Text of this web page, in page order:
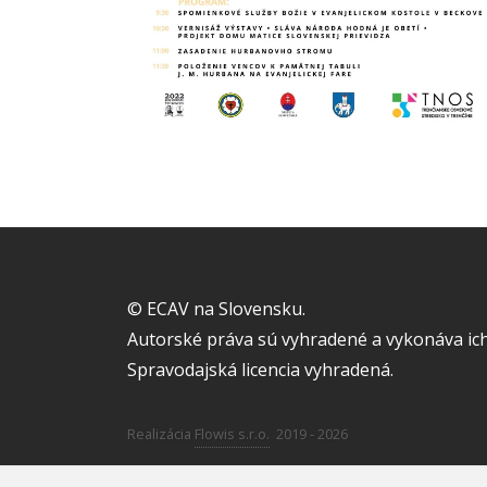
© ECAV na Slovensku.
Autorské práva sú vyhradené a vykonáva
Spravodajská licencia vyhradená.
Realizácia Flowis s.r.o. 2019 - 2026